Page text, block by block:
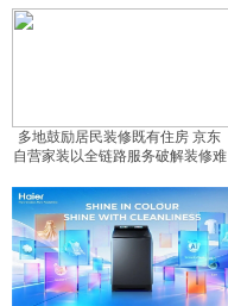
多地鼓励居民装修既有住房 京东
自营家装以全链路服务破解装修难